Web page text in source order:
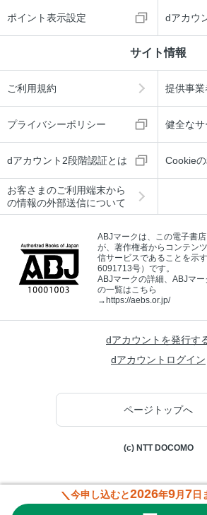
ポイント表示設定 dアカウ
サイト情報
ご利用規約 提供事
プライバシーポリシー 健全な
dアカウント2段階認証とは Cookie
お客さまのご利用端末から
の情報の外部送信について
ABJマークは、この電子書
が、著作権者からコンテン
信サービスであることを示
6091713号）です。
ABJマークの詳細、ABJマ
の一覧はこちら
→https://aebs.or.jp/
dアカウントを発行す
dアカウントログイン
ページトップへ
(c) NTT DOCOMO
今申し込むと2026年9月 7日